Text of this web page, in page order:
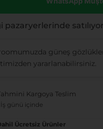
pazaryerlerinde
güneş
yararlanabilirsiniz.
Kargoya Teslim
İş günü içinde
Ücretsiz Ürünler